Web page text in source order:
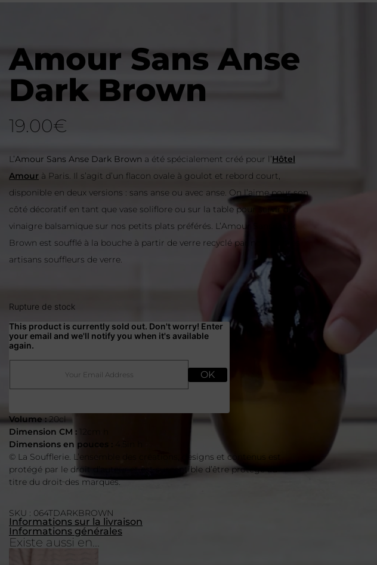
Amour Sans Anse
Dark Brown
19.00€
L’Amour Sans Anse Dark Brown a été spécialement créé pour l’Hôtel
Amour à Paris. Il s’agit d’un flacon ovale à goulot et rebord court,
disponible en deux versions : sans anse ou avec anse. On l’aime pour son
côté décoratif en tant que vase soliflore ou sur la table pour servir du
vinaigre balsamique sur nos petits plats préférés. L’Amour Sans Dark
Brown est soufflé à la bouche à partir de verre recyclé par nos maîtres
artisans souffleurs de verre.
Rupture de stock
This product is currently sold out. Don't worry! Enter
your email and we'll notify you when it's available
again.
OK
Volume : 20cl
Dimension CM :
Dimensions en pouces :
© La Soufflerie. L’ensemble des créations, designs et contenus est
protégé par le droit d’auteur et est susceptible d’être protégé au
titre du droit des marques.
SKU : 064TDARKBROWN
Informations sur la livraison
Informations générales
Existe aussi en...